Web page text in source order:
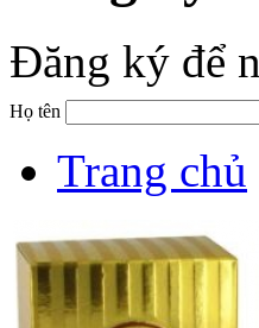
Đăng ký để
Họ tên
Trang chủ